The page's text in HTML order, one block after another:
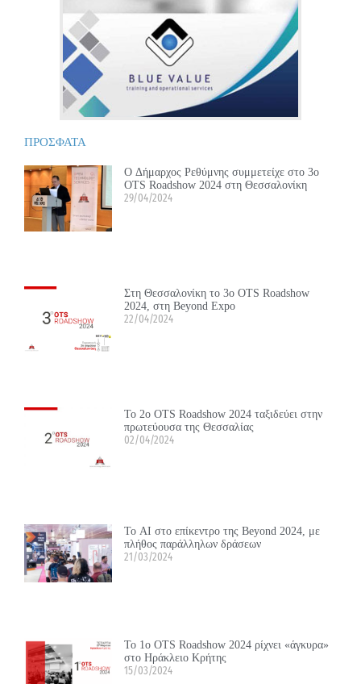
ΠΡΟΣΦΑΤΑ
Ο Δήμαρχος Ρεθύμνης συμμετείχε στο 3ο
OTS Roadshow 2024 στη Θεσσαλονίκη
29/04/2024
Στη Θεσσαλονίκη το 3ο OTS Roadshow
2024, στη Beyond Expo
22/04/2024
Το 2ο OTS Roadshow 2024 ταξιδεύει στην
πρωτεύουσα της Θεσσαλίας
02/04/2024
Το ΑΙ στο επίκεντρο της Beyond 2024, με
πλήθος παράλληλων δράσεων
21/03/2024
Το 1ο OTS Roadshow 2024 ρίχνει «άγκυρα»
στο Ηράκλειο Κρήτης
15/03/2024